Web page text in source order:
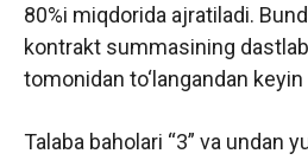
80%i miqdorida ajratiladi.
kontrakt summasining
tomonidan to‘langandan keyin
Talaba baholari “3” va undan